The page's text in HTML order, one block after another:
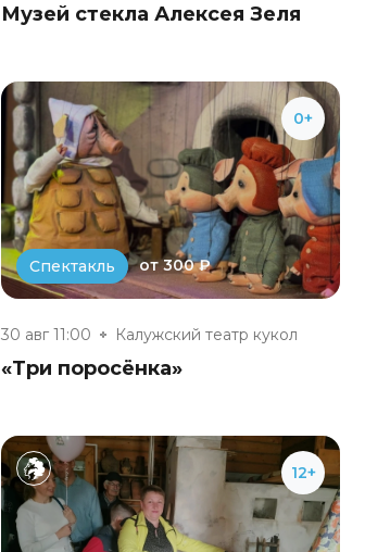
Музей стекла Алексея Зеля
0+
Спектакль от 300 ₽
30 авг 11:00 Калужский театр кукол
«Три поросёнка»
12+